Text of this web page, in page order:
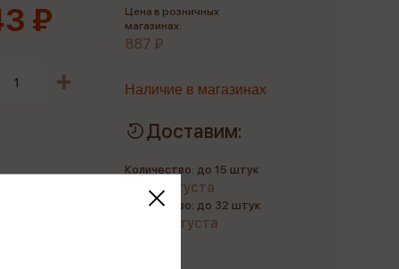
₽
Цена в розничных
магазинах:
887 ₽
Наличие в магазинах
Доставим:
Количество: до 15 штук
до 11 августа
Количество: до 32 штук
до 22 августа